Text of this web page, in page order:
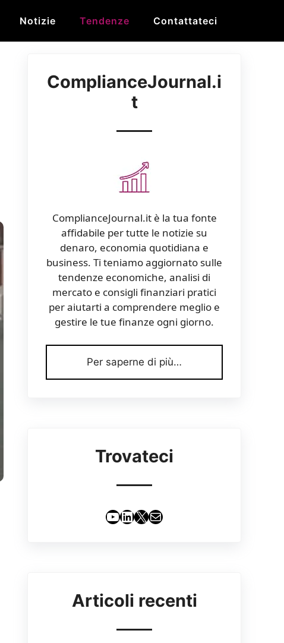
Notizie Tendenze Contattateci
ComplianceJournal.i
t
ComplianceJournal.it è la tua fonte
affidabile per tutte le notizie su
denaro, economia quotidiana e
business. Ti teniamo aggiornato sulle
tendenze economiche, analisi di
mercato e consigli finanziari pratici
per aiutarti a comprendere meglio e
gestire le tue finanze ogni giorno.
Per saperne di più…
Trovateci
YouTube
LinkedIn
X Email
Articoli recenti